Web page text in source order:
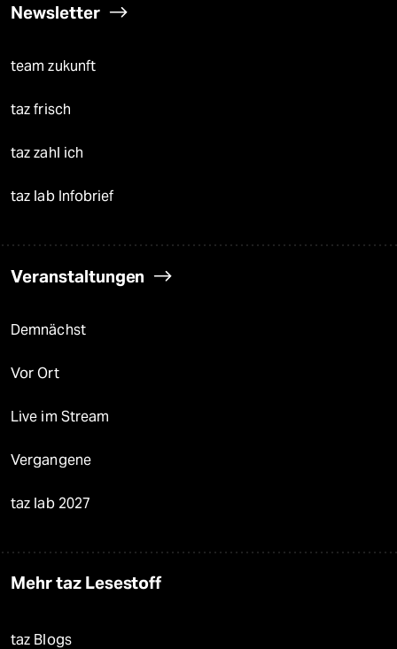
Newsletter
team zukunft
taz frisch
taz zahl ich
taz lab Infobrief
Veranstaltungen
Demnächst
Vor Ort
Live im Stream
Vergangene
taz lab 2027
Mehr taz Lesestoff
taz Blogs